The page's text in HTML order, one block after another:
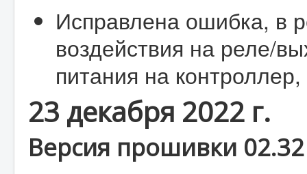
Исправлена ошибка, в
воздействия на реле/
питания на
23 декабря 2022 г.
Версия прошивки